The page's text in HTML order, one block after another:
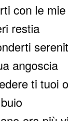
con le
restia
angoscia
ti tuoi